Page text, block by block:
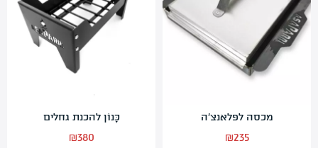
מכסה לפלאנצ’ה
₪235
כָּנוֹן להכנת גחלים
₪380